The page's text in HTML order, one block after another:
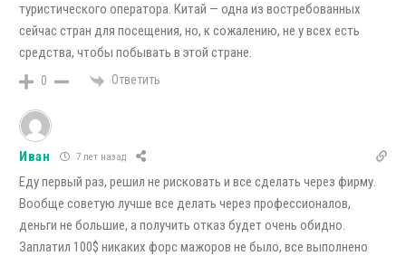
туристического оператора. Китай — одна из востребованных
сейчас стран для посещения, но, к сожалению, не у всех есть
средства, чтобы побывать в этой стране.
0 Ответить
Иван 7 лет назад
Еду первый раз, решил не рисковать и все сделать через фирму.
Вообще советую лучше все делать через профессионалов,
деньги не большие, а получить отказ будет очень обидно.
Заплатил 100$ никаких форс мажоров не было, все выполнено